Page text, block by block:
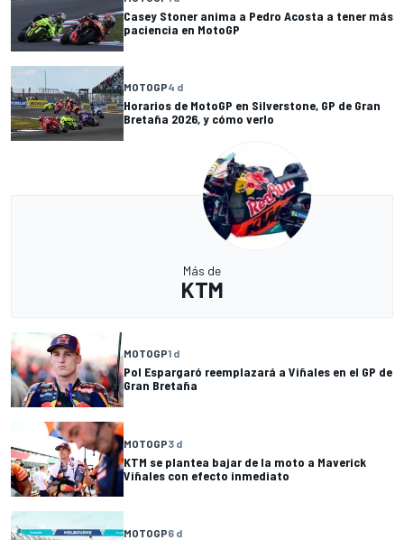
Casey Stoner anima a Pedro Acosta a tener más
paciencia en MotoGP
MOTOGP4 d
Horarios de MotoGP en Silverstone, GP de Gran
Bretaña 2026, y cómo verlo
Más de
KTM
MOTOGP1 d
Pol Espargaró reemplazará a Viñales en el GP de
Gran Bretaña
MOTOGP3 d
KTM se plantea bajar de la moto a Maverick
Viñales con efecto inmediato
MOTOGP6 d